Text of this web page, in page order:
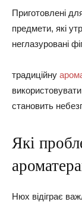
Приготовлені
предмети, які
неглазуровані
традиційну
становить
Які
Нюх відіграє